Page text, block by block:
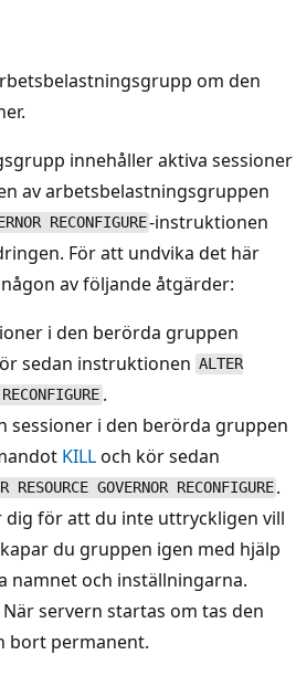
om den
innehåller aktiva sessioner
av arbetsbelastningsgruppen
RECONFIGURE-instruktionen
För att undvika det här
av följande åtgärder:
i den berörda gruppen
sedan instruktionen ALTER
.
sessioner i den berörda gruppen
KILLoch kör sedan
RESOURCE GOVERNOR RECONFIGURE .
dig för att du inte uttryckligen vill
du gruppen igen med hjälp
namnet och inställningarna.
servern startas om tas den
bort permanent.